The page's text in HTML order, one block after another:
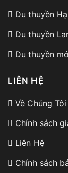
Du thuyền
Du thuyền
Du thuyền
LIÊN HỆ
Về Chúng Tôi
Chính sách
Liên Hệ
Chính sách